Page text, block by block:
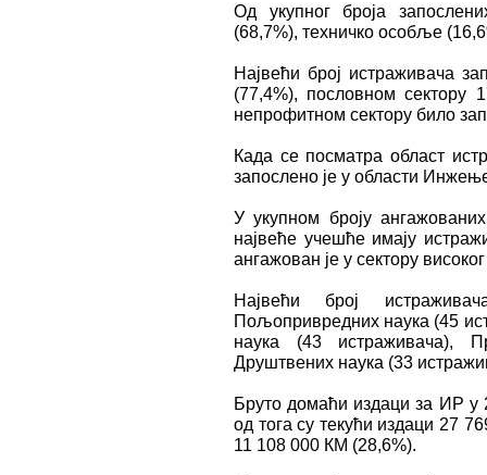
Од укупног броја
(68,7%), техничко особље
Највећи број истраживача
(77,4%), пословном сектору
непрофитном сектору било
Када се посматра област
запослено је у области
У укупном броју
највеће учешће имају
ангажован је у сектору
Највећи број
Пољопривредних наука (45
наука (43 истраживача),
Друштвених наука (33
Бруто домаћи издаци за ИР у
од тога су текући издаци 27
11 108 000 КМ (28,6%).